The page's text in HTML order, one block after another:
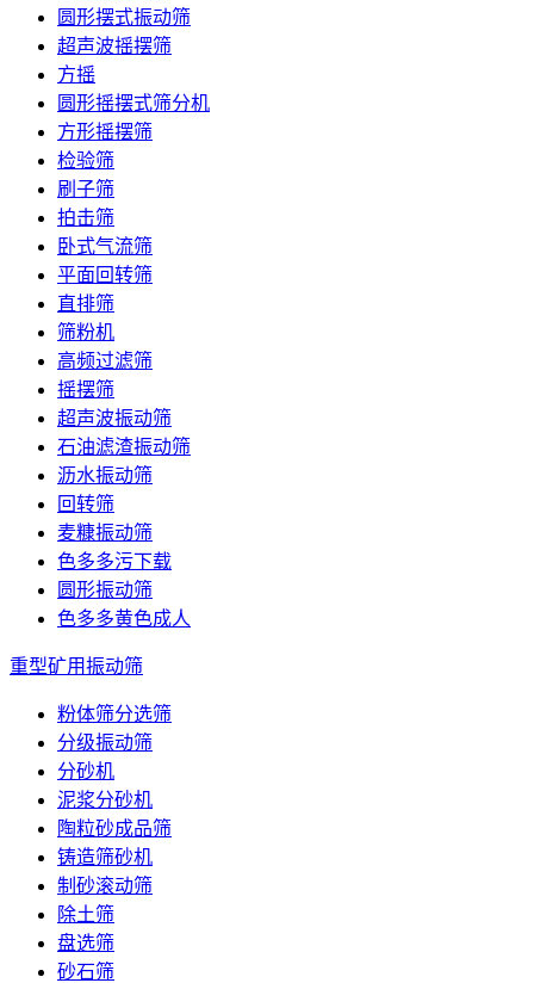
圆形摆式振动筛
超声波摇摆筛
方摇
圆形摇摆式筛分机
方形摇摆筛
检验筛
刷子筛
拍击筛
卧式气流筛
平面回转筛
直排筛
筛粉机
高频过滤筛
摇摆筛
超声波振动筛
石油滤渣振动筛
沥水振动筛
回转筛
麦糠振动筛
色多多污下载
圆形振动筛
色多多黄色成人
重型矿用振动筛
粉体筛分选筛
分级振动筛
分砂机
泥浆分砂机
陶粒砂成品筛
铸造筛砂机
制砂滚动筛
除土筛
盘选筛
砂石筛